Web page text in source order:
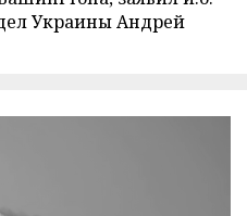
Украины Андрей